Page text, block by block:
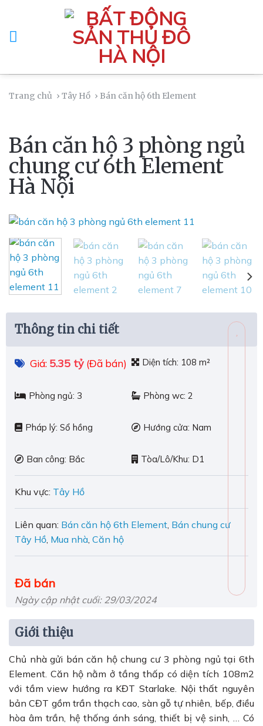
content
Trang chủ › Tây Hồ › Bán căn hộ 6th Element
Bán căn hộ 3 phòng ngủ
chung cư 6th Element
Hà Nội
Thông tin chi tiết
Giá: 5.35 tỷ (Đã bán) Diện tích: 108 m²
Phòng ngủ: 3 Phòng wc: 2
Pháp lý: Sổ hồng Hướng cửa: Nam
Ban công: Bắc Tòa/Lô/Khu: D1
Khu vực: Tây Hồ
Liên quan: Bán căn hộ 6th Element, Bán chung cư
Tây Hồ, Mua nhà, Căn hộ
Đã bán
Ngày cập nhật cuối: 29/03/2024
Giới thiệu
Chủ nhà gửi bán căn hộ chung cư 3 phòng ngủ tại 6th
Element. Căn hộ nằm ở tầng thấp có diện tích 108m2
với tầm view hướng ra KĐT Starlake. Nội thất nguyên
bản CĐT gồm trần thạch cao, sàn gỗ tự nhiên, bếp, điều
hòa âm trần, hệ thống ánh sáng, thiết bị vệ sinh, … Có